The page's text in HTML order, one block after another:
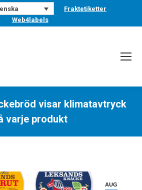
Fraktetiketter
Web4labels
visar klimatavtryck
varje produkt
AUG